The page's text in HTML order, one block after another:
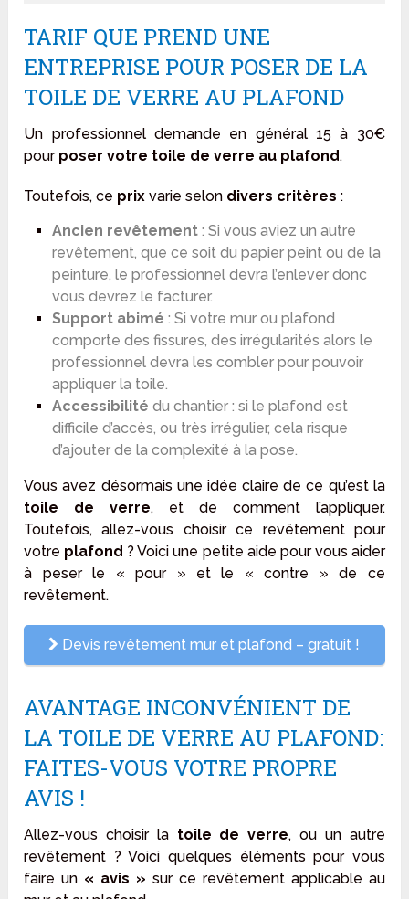
TARIF QUE PREND UNE
ENTREPRISE POUR POSER DE LA
TOILE DE VERRE AU PLAFOND
Un professionnel demande en général 15 à 30€
pour poser votre toile de verre au plafond.
Toutefois, ce prix varie selon divers critères :
Ancien revêtement : Si vous aviez un autre
revêtement, que ce soit du papier peint ou de la
peinture, le professionnel devra l’enlever donc
vous devrez le facturer.
Support abimé : Si votre mur ou plafond
comporte des fissures, des irrégularités alors le
professionnel devra les combler pour pouvoir
appliquer la toile.
Accessibilité du chantier : si le plafond est
difficile d’accès, ou très irrégulier, cela risque
d’ajouter de la complexité à la pose.
Vous avez désormais une idée claire de ce qu’est la
toile de verre, et de comment l’appliquer.
Toutefois, allez-vous choisir ce revêtement pour
votre plafond ? Voici une petite aide pour vous aider
à peser le « pour » et le « contre » de ce
revêtement.
Devis revêtement mur et plafond – gratuit !
AVANTAGE INCONVÉNIENT DE
LA TOILE DE VERRE AU PLAFOND:
FAITES-VOUS VOTRE PROPRE
AVIS !
Allez-vous choisir la toile de verre, ou un autre
revêtement ? Voici quelques éléments pour vous
faire un « avis » sur ce revêtement applicable au